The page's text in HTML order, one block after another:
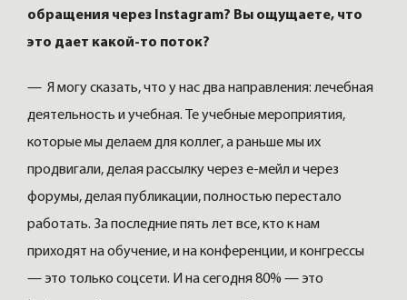
обращения через Instagram? Вы ощущаете, что
это дает какой-то поток?
— Я могу сказать, что у нас два направления: лечебная
деятельность и учебная. Те учебные мероприятия,
которые мы делаем для коллег, а раньше мы их
продвигали, делая рассылку через е-мейл и через
форумы, делая публикации, полностью перестало
работать. За последние пять лет все, кто к нам
приходят на обучение, и на конференции, и конгрессы
— это только соцсети. И на сегодня 80% — это